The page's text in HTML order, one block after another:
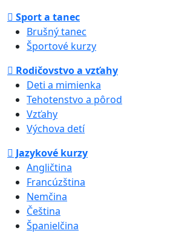
Sport a tanec
Brušný tanec
Športové kurzy
Rodičovstvo a vzťahy
Deti a mimienka
Tehotenstvo a pôrod
Vzťahy
Výchova detí
Jazykové kurzy
Angličtina
Francúzština
Nemčina
Čeština
Španielčina